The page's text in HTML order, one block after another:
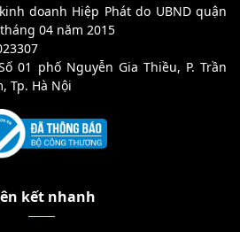
doanh Hiệp Phát do UBND quận
04 năm 2015
01 phố Nguyễn Gia Thiều, P. Trần
Tp. Hà Nội
kết nhanh